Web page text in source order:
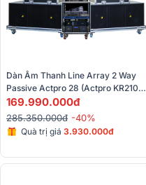
Dàn Âm Thanh Line Array 2 Way
Passive Actpro 28 (Actpro KR210F
New, KR28F New, HT-2500,
FP10000Q, Live 1604,...)
169.990.000đ
285.350.000đ -40%
Quà trị giá 3.930.000đ